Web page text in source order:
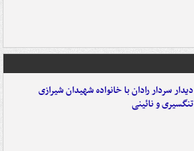
دیدار سردار رادان با خانواده‌ شهیدان شیرازی
تنگسیری و نائینی